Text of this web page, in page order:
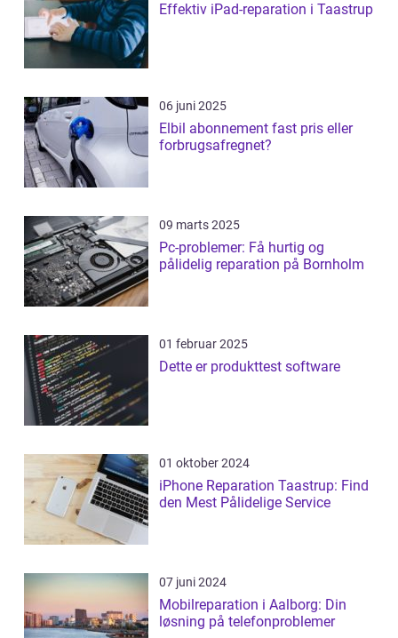
Effektiv iPad-reparation i Taastrup
06 juni 2025
Elbil abonnement fast pris eller
forbrugsafregnet?
09 marts 2025
Pc-problemer: Få hurtig og
pålidelig reparation på Bornholm
01 februar 2025
Dette er produkttest software
01 oktober 2024
iPhone Reparation Taastrup: Find
den Mest Pålidelige Service
07 juni 2024
Mobilreparation i Aalborg: Din
løsning på telefonproblemer